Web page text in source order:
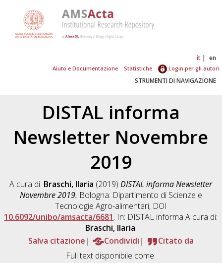
it en
Aiuto e Documentazione Statistiche Login per gli autori
STRUMENTI DI NAVIGAZIONE
DISTAL informa
Newsletter Novembre
2019
A cura di: Braschi, Ilaria (2019)DISTAL informa Newsletter
Novembre 2019. Bologna: Dipartimento di Scienze e
Tecnologie Agro-alimentari, DOI
10.6092/unibo/amsacta/6681. In: DISTAL informa A cura di:
Braschi, Ilaria.
Salva citazione
Condividi
Citato da
Full text disponibile come: